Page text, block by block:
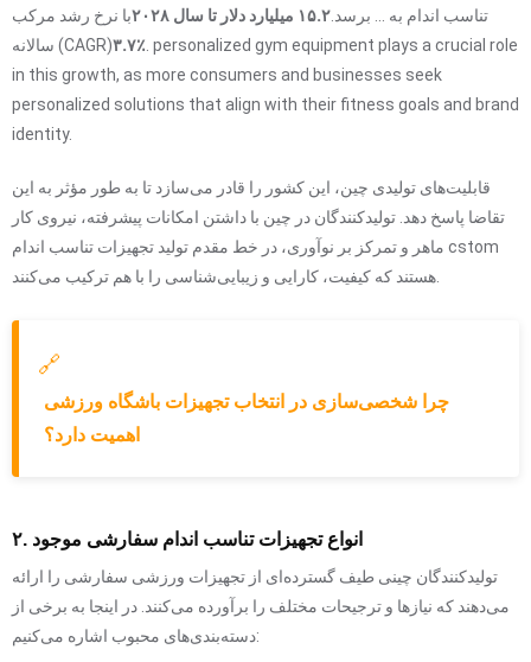
تناسب اندام به ... برسد. ۱۵.۲ میلیارد دلار تا سال ۲۰۲۸
با نرخ رشد مرکب
سالانه (CAGR)۳.۷٪ . personalized gym equipment plays a crucial role
in this growth, as more consumers and businesses seek
personalized solutions that align with their fitness goals and brand
identity.
قابلیت‌های تولیدی چین، این کشور را قادر می‌سازد تا به طور مؤثر به این
تقاضا پاسخ دهد. تولیدکنندگان در چین با داشتن امکانات پیشرفته، نیروی کار
ماهر و تمرکز بر نوآوری، در خط مقدم تولید تجهیزات تناسب اندام cstom
🔗
چرا شخصی‌سازی در انتخاب تجهیزات باشگاه ورزشی
اهمیت دارد؟
۲. انواع تجهیزات تناسب اندام سفارشی موجود
تولیدکنندگان چینی طیف گسترده‌ای از تجهیزات ورزشی سفارشی را ارائه
می‌دهند که نیازها و ترجیحات مختلف را برآورده می‌کنند. در اینجا به برخی از
دسته‌بندی‌های محبوب اشاره می‌کنیم: